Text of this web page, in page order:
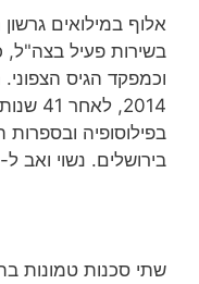
אלוף במילואים
בשירות פעיל
וכמפקד הגיס
2014,
בפילוסופיה
בירושלים. נשוי ואב ל-3 ילדים.
שתי סכנות טמונות